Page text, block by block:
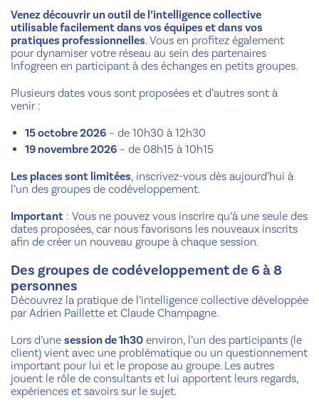
Venez découvrir un outil de l’intelligence collective
utilisable facilement dans vos équipes et dans vos
pratiques professionnelles. Vous en profitez également
pour dynamiser votre réseau au sein des partenaires
Infogreen en participant à des échanges en petits groupes.
Plusieurs dates vous sont proposées et d’autres sont à
venir :
15 octobre 2026 – de 10h30 à 12h30
19 novembre 2026 – de 08h15 à 10h15
Les places sont limitées, inscrivez-vous dès aujourd’hui à
l’un des groupes de codéveloppement.
Important : Vous ne pouvez vous inscrire qu’à une seule des
dates proposées, car nous favorisons les nouveaux inscrits
afin de créer un nouveau groupe à chaque session.
Des groupes de codéveloppement de 6 à 8
personnes
Découvrez la pratique de l’intelligence collective développée
par Adrien Paillette et Claude Champagne.
Lors d’une session de 1h30 environ, l’un des participants (le
client) vient avec une problématique ou un questionnement
important pour lui et le propose au groupe. Les autres
jouent le rôle de consultants et lui apportent leurs regards,
expériences et savoirs sur le sujet.